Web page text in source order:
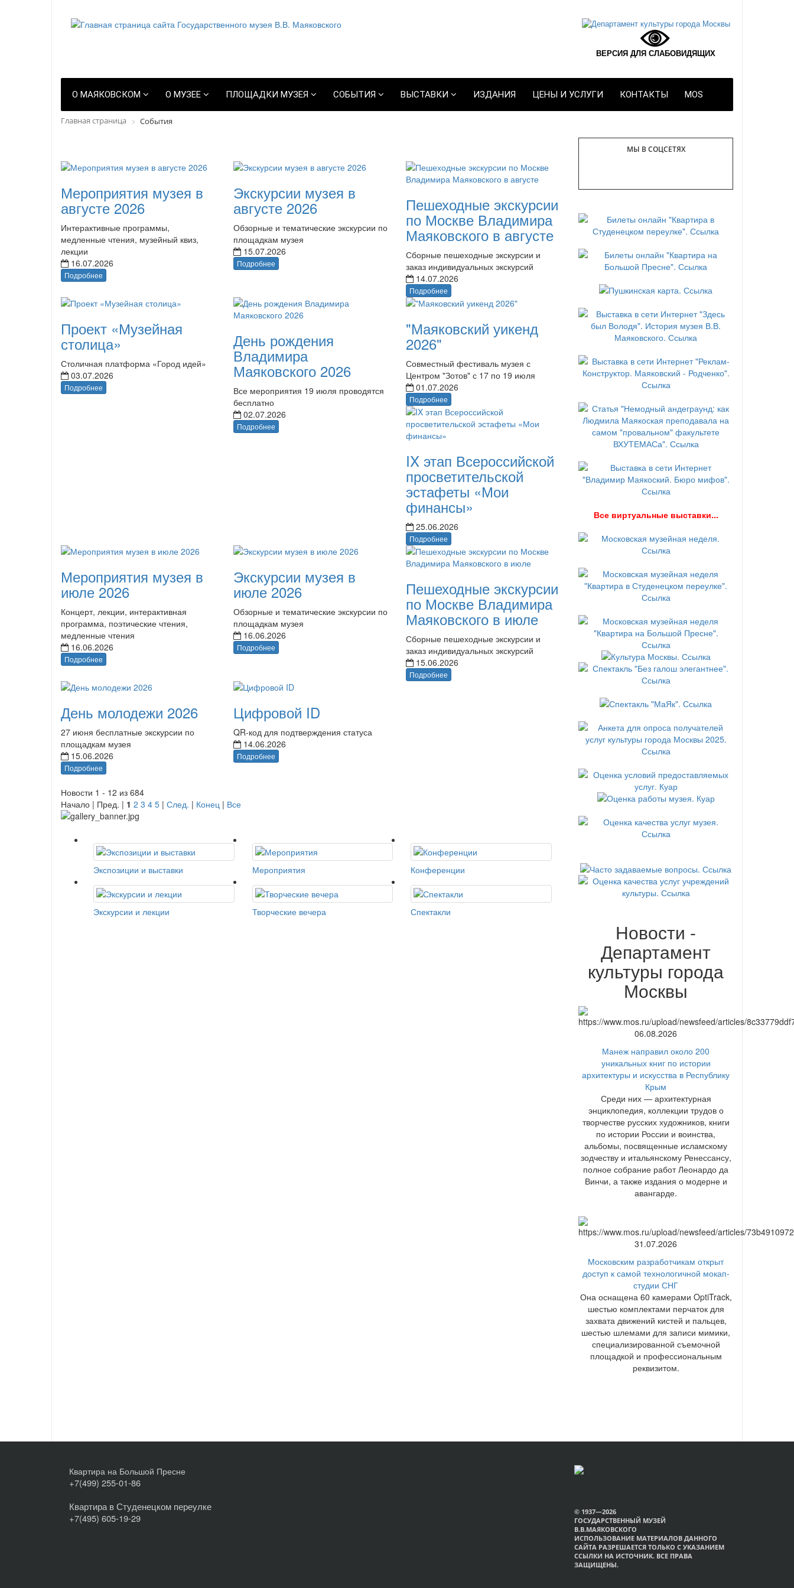
ВЕРСИЯ ДЛЯ СЛАБОВИДЯЩИХ
О МАЯКОВСКОМ О МУЗЕЕ ПЛОЩАДКИ МУЗЕЯ СОБЫТИЯ ВЫСТАВКИ ИЗДАНИЯ ЦЕНЫ И УСЛУГИ КОНТАКТЫ MOS
Главная страница События
Мероприятия музея в
августе 2026
Интерактивные программы,
медленные чтения, музейный квиз,
лекции
16.07.2026
Подробнее
Экскурсии музея в
августе 2026
Обзорные и тематические экскурсии по
площадкам музея
15.07.2026
Подробнее
Пешеходные экскурсии
по Москве Владимира
Маяковского в августе
Сборные пешеходные экскурсии и
заказ индивидуальных экскурсий
14.07.2026
Подробнее
Проект «Музейная
столица»
Столичная платформа «Город идей»
03.07.2026
Подробнее
День рождения
Владимира
Маяковского 2026
Все мероприятия 19 июля проводятся
бесплатно
02.07.2026
Подробнее
"Маяковский уикенд
2026"
Совместный фестиваль музея с
Центром "Зотов" с 17 по 19 июля
01.07.2026
Подробнее
IX этап Всероссийской
просветительской
эстафеты «Мои
финансы»
25.06.2026
Подробнее
Мероприятия музея в
июле 2026
Концерт, лекции, интерактивная
программа, поэтические чтения,
медленные чтения
16.06.2026
Подробнее
Экскурсии музея в
июле 2026
Обзорные и тематические экскурсии по
площадкам музея
16.06.2026
Подробнее
Пешеходные экскурсии
по Москве Владимира
Маяковского в июле
Сборные пешеходные экскурсии и
заказ индивидуальных экскурсий
15.06.2026
Подробнее
День молодежи 2026
27 июня бесплатные экскурсии по
площадкам музея
15.06.2026
Подробнее
Цифровой ID
QR-код для подтверждения статуса
14.06.2026
Подробнее
Новости 1 - 12 из 684
Начало | Пред. | 1 2 3 4 5 | След. | Конец | Все
Экспозиции и выставки Мероприятия Конференции
Экскурсии и лекции Творческие вечера Спектакли
МЫ В СОЦСЕТЯХ
Все виртуальные выставки...
Новости -
Департамент
культуры города
Москвы
06.08.2026
Манеж направил около 200
уникальных книг по истории
архитектуры и искусства в Республику
Крым
Среди них — архитектурная
энциклопедия, коллекции трудов о
творчестве русских художников, книги
по истории России и воинства,
альбомы, посвященные исламскому
зодчеству и итальянскому Ренессансу,
полное собрание работ Леонардо да
Винчи, а также издания о модерне и
авангарде.
31.07.2026
Московским разработчикам открыт
доступ к самой технологичной мокап-
студии СНГ
Она оснащена 60 камерами OptiTrack,
шестью комплектами перчаток для
захвата движений кистей и пальцев,
шестью шлемами для записи мимики,
специализированной съемочной
площадкой и профессиональным
реквизитом.
© 1937—2026
ГОСУДАРСТВЕННЫЙ МУЗЕЙ
В.В.МАЯКОВСКОГО
ИСПОЛЬЗОВАНИЕ МАТЕРИАЛОВ ДАННОГО
САЙТА РАЗРЕШАЕТСЯ ТОЛЬКО С УКАЗАНИЕМ
ССЫЛКИ НА ИСТОЧНИК. ВСЕ ПРАВА
ЗАЩИЩЕНЫ.
Квартира на Большой Пресне
+7(499) 255-01-86
Квартира в Студенецком переулке
+7(495) 605-19-29